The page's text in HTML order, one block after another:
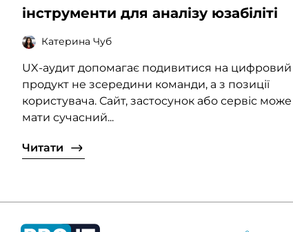
інструменти для аналізу юзабіліті
Катерина Чуб
UX-аудит допомагає подивитися на цифровий
продукт не зсередини команди, а з позиції
користувача. Сайт, застосунок або сервіс може
мати сучасний...
Читати